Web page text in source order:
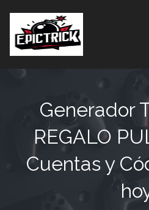
Generador
REGALO
Cuentas y